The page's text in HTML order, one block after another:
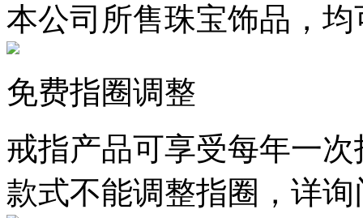
本公司所售珠宝饰品，
免费指圈调整
戒指产品可享受每年一
款式不能调整指圈，详